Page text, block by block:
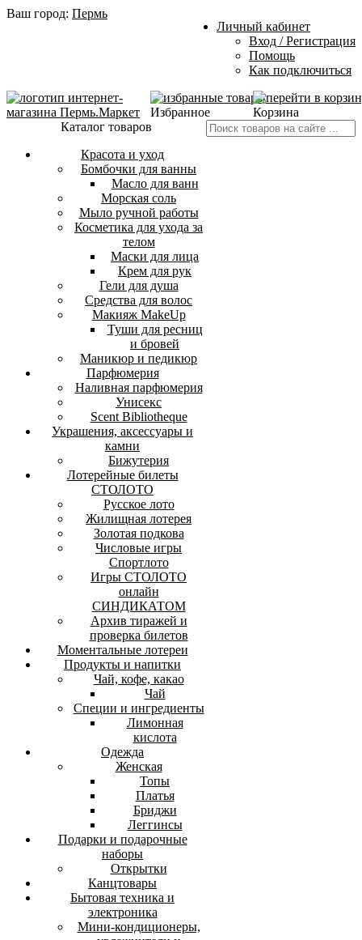
Ваш город: Пермь
Личный кабинет
Вход / Регистрация
Помощь
Как подключиться
Избранное
Корзина
Каталог товаров
Красота и уход
Бомбочки для ванны
Масло для ванн
Морская соль
Мыло ручной работы
Косметика для ухода за
телом
Маски для лица
Крем для рук
Гели для душа
Средства для волос
Макияж MakeUp
Туши для ресниц
и бровей
Маникюр и педикюр
Парфюмерия
Наливная парфюмерия
Унисекс
Scent Bibliotheque
Украшения, аксессуары и
камни
Бижутерия
Лотерейные билеты
СТОЛОТО
Русское лото
Жилищная лотерея
Золотая подкова
Числовые игры
Спортлото
Игры СТОЛОТО
онлайн
СИНДИКАТОМ
Архив тиражей и
проверка билетов
Моментальные лотереи
Продукты и напитки
Чай, кофе, какао
Чай
Специи и ингредиенты
Лимонная
кислота
Одежда
Женская
Топы
Платья
Бриджи
Леггинсы
Подарки и подарочные
наборы
Открытки
Канцтовары
Бытовая техника и
электроника
Мини-кондиционеры,